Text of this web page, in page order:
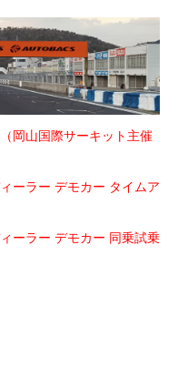
岡山国際サーキット主催
ーラー デモカー タイムア
ーラー デモカー 同乗試乗